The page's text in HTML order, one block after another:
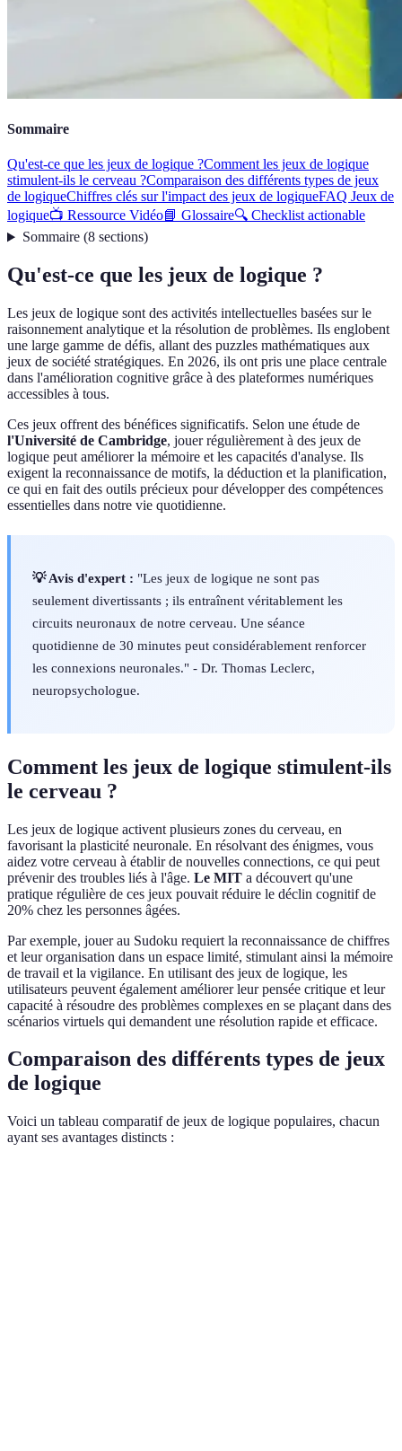
Sommaire
Qu'est-ce que les jeux de logique ?Comment les jeux de logique
stimulent-ils le cerveau ?Comparaison des différents types de jeux
de logiqueChiffres clés sur l'impact des jeux de logiqueFAQ Jeux de
logique📺 Ressource Vidéo📘 Glossaire🔍 Checklist actionable
Sommaire(8 sections)
Qu'est-ce que les jeux de logique ?
Les jeux de logique sont des activités intellectuelles basées sur le
raisonnement analytique et la résolution de problèmes. Ils englobent
une large gamme de défis, allant des puzzles mathématiques aux
jeux de société stratégiques. En 2026, ils ont pris une place centrale
dans l'amélioration cognitive grâce à des plateformes numériques
accessibles à tous.
Ces jeux offrent des bénéfices significatifs. Selon une étude de
l'Université de Cambridge, jouer régulièrement à des jeux de
logique peut améliorer la mémoire et les capacités d'analyse. Ils
exigent la reconnaissance de motifs, la déduction et la planification,
ce qui en fait des outils précieux pour développer des compétences
essentielles dans notre vie quotidienne.
💡 Avis d'expert : "Les jeux de logique ne sont pas
seulement divertissants ; ils entraînent véritablement les
circuits neuronaux de notre cerveau. Une séance
quotidienne de 30 minutes peut considérablement renforcer
les connexions neuronales." - Dr. Thomas Leclerc,
neuropsychologue.
Comment les jeux de logique stimulent-ils
le cerveau ?
Les jeux de logique activent plusieurs zones du cerveau, en
favorisant la plasticité neuronale. En résolvant des énigmes, vous
aidez votre cerveau à établir de nouvelles connections, ce qui peut
prévenir des troubles liés à l'âge. Le MIT a découvert qu'une
pratique régulière de ces jeux pouvait réduire le déclin cognitif de
20% chez les personnes âgées.
Par exemple, jouer au Sudoku requiert la reconnaissance de chiffres
et leur organisation dans un espace limité, stimulant ainsi la mémoire
de travail et la vigilance. En utilisant des jeux de logique, les
utilisateurs peuvent également améliorer leur pensée critique et leur
capacité à résoudre des problèmes complexes en se plaçant dans des
scénarios virtuels qui demandent une résolution rapide et efficace.
Comparaison des différents types de jeux
de logique
Voici un tableau comparatif de jeux de logique populaires, chacun
ayant ses avantages distincts :